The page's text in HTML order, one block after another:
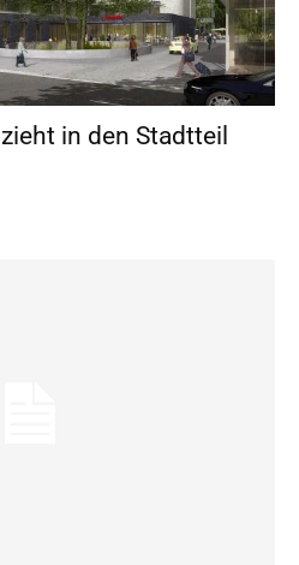
in den Stadtteil